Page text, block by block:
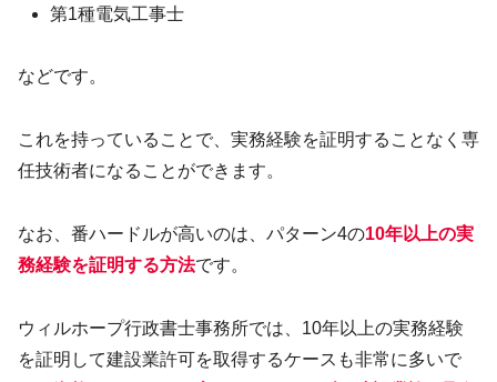
第1種電気工事士
などです。
これを持っていることで、実務経験を証明することなく専
任技術者になることができます。
なお、番ハードルが高いのは、パターン4の10年以上の実
務経験を証明する方法です。
ウィルホープ行政書士事務所では、10年以上の実務経験
を証明して建設業許可を取得するケースも非常に多いで